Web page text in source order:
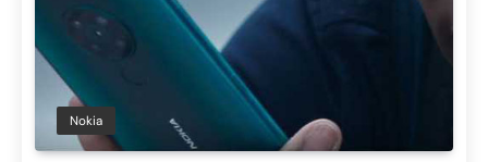
Nokia